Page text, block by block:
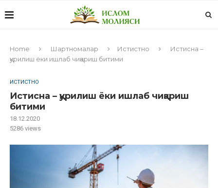
Home Шартномалар Истистно
Истисна –
қурилиш ёки ишлаб чиқариш битими
ИСТИСТНО
Истисна – қурилиш ёки ишлаб чиқариш
битими
18.12.2020
5286 views